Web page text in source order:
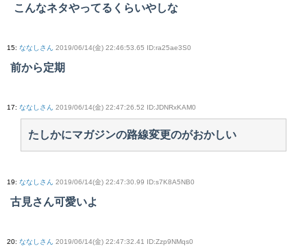
こんなネタやってるくらいやしな
15: ななしさん 2019/06/14(金) 22:46:53.65 ID:ra25ae3S0
前から定期
17: ななしさん 2019/06/14(金) 22:47:26.52 ID:JDNRxKAM0
たしかにマガジンの路線変更のがおかしい
19: ななしさん 2019/06/14(金) 22:47:30.99 ID:s7K8A5NB0
古見さん可愛いよ
20: ななしさん 2019/06/14(金) 22:47:32.41 ID:Zzp9NMqs0